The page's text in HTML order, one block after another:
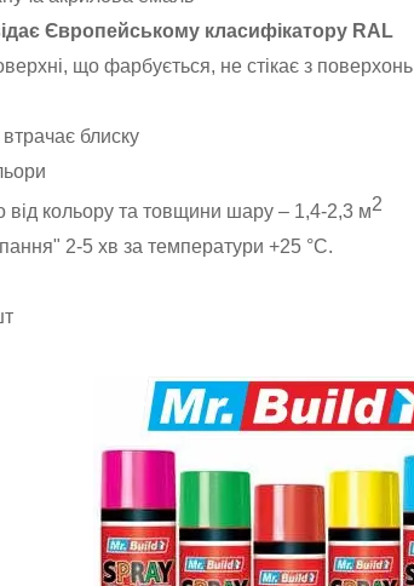
Європейському класифікатору RAL
що фарбується, не стікає з поверхонь
блиску
кольору та товщини шару – 1,4-2,3 м2
2-5 хв за температури +25 °C.